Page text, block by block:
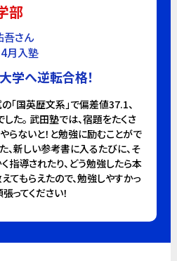
部
さん
月入塾
学へ逆転合格！
「国英歴文系」で偏差値37.1、
た。 武田塾では、宿題をたくさ
らないと！と勉強に励むことがで
、新しい参考書に入るたびに、そ
指導されたり、どう勉強したら本
てもらえたので、勉強しやすかっ
ってください！